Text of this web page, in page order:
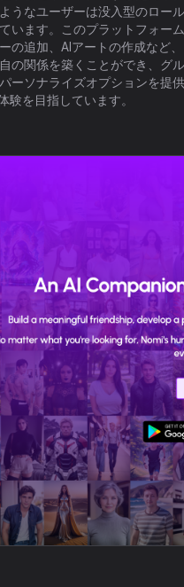
うなユーザーは没入型のロー
います。このプラットフォー
の追加、AIアートの作成など
の関係を築くことができ、グ
ーソナライズオプションを提
験を目指しています。